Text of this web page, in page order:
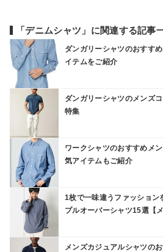
「デニムシャツ」に関連する記事
ダンガリーシャツのおすす
イテムをご紹介
ダンガリーシャツのメンズ
特集
ワークシャツのおすすめメ
気アイテムもご紹介
1枚で一味違うファッション
プルオーバーシャツ15選【メ
メンズカジュアルシャツの